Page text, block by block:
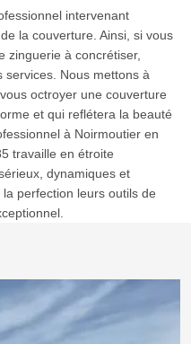
intervenant
la couverture. Ainsi, si vous
zinguerie à concrétiser,
services. Nous mettons à
octroyer une couverture
et qui reflétera la beauté
à Noirmoutier en
travaille en étroite
dynamiques et
perfection leurs outils de